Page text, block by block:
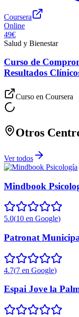
Coursera
Online
49€
Salud y Bienestar
Curso de
Resultados
Curso en Coursera
Otros
Ver todos
Mindbook
5.0(10 en Google)
Patronat
4.7(7 en Google)
Espai Jove la